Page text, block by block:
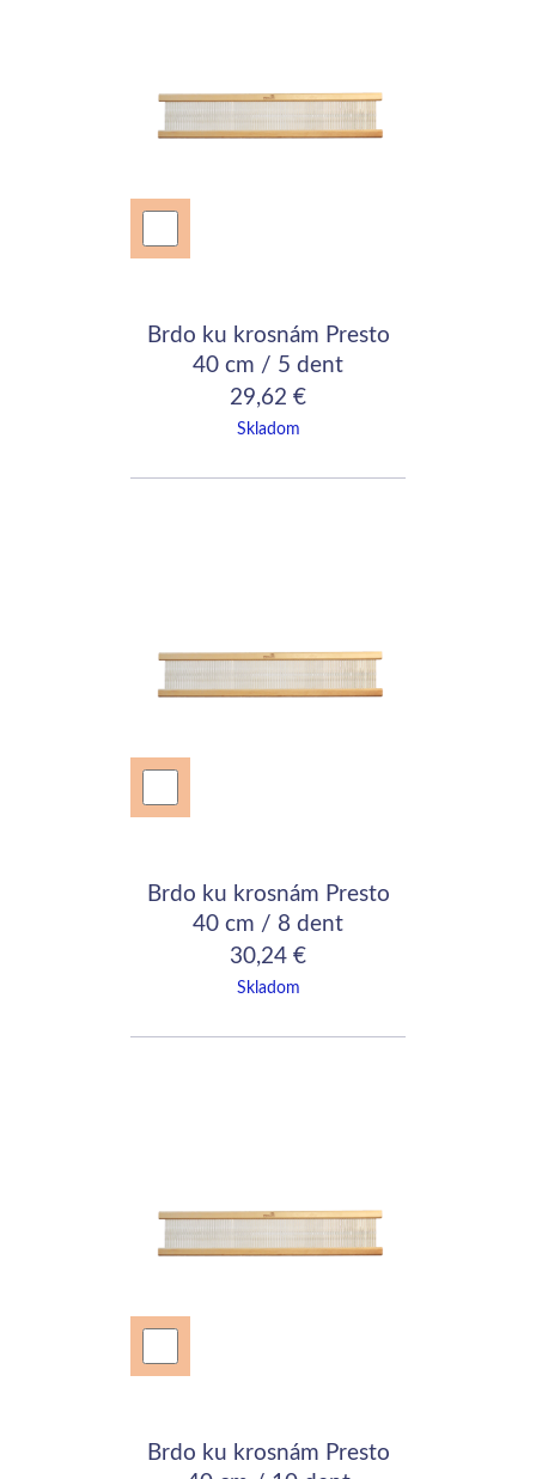
Brdo ku krosnám Presto
40 cm / 5 dent
29,62 €
Skladom
Brdo ku krosnám Presto
40 cm / 8 dent
30,24 €
Skladom
Brdo ku krosnám Presto